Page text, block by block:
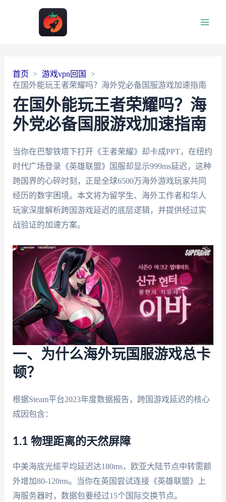
首页
游戏vpn回国
在国外能玩王者荣耀吗？海外党必备国服游戏加速指南
在国外能玩王者荣耀吗？海
外党必备国服游戏加速指南
当你在巴黎铁塔下打开《王者荣耀》却卡成PPT，在纽约
时代广场登录《英雄联盟》国服却显示999ms延迟，这种
跨国界的心碎时刻，正是全球6500万海外游戏玩家共同
经历的数字困境。本文将为留学生、海外工作者和华人
玩家深度解析跨国游戏延迟的底层逻辑，并提供经过实
战验证的加速方案。
一、为什么海外玩国服游戏总卡
顿？
根据Steam平台2023年度数据报告，跨国游戏延迟的核心
成因包含：
1.1 物理距离的天然屏障
中美海底光缆平均延迟达180ms，欧亚大陆节点中转需额
外增加80-120ms。当你在英国尝试连接《英雄联盟》上
海服务器时，数据包要经过15个国际交换节点。